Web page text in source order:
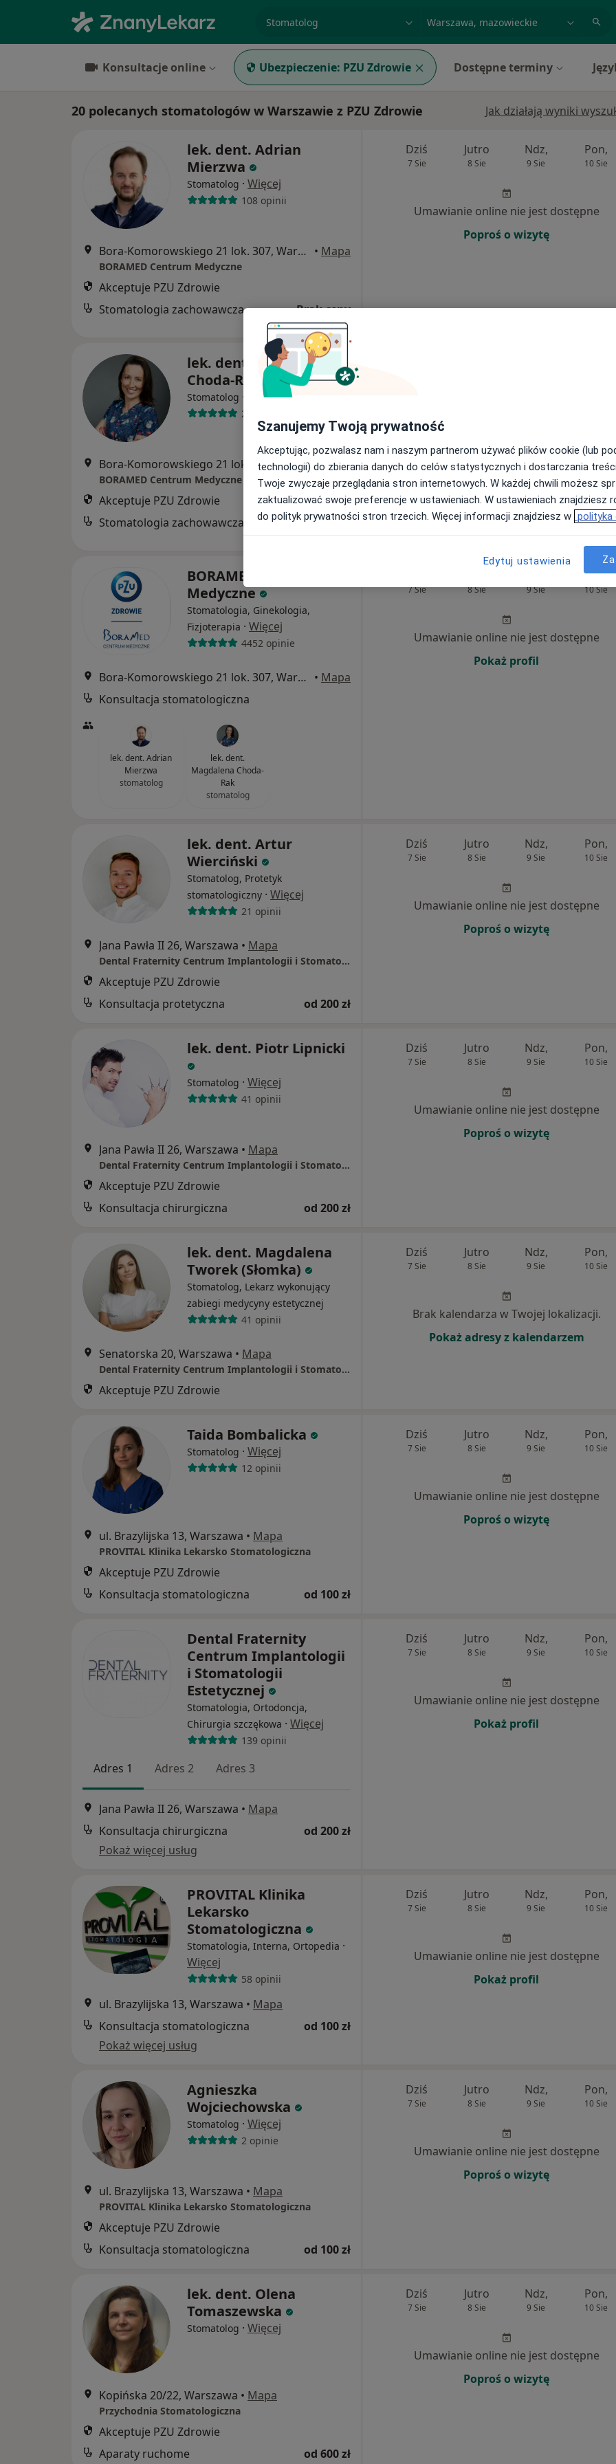
Konsultacje online Ubezpieczenie: PZU Zdrowie Dostępne terminy
20 polecanych stomatologów w Warszawie z PZU Zdrowie Jak działają wyniki
lek. dent. Adrian
Mierzwa
Stomatolog · Więcej
108 opinii
Bora-Komorowskiego 21 lok. 307, Warszawa • Mapa
BORAMED Centrum Medyczne
Akceptuje PZU Zdrowie
Stomatologia zachowawcza
Brak ceny
Dziś
7 Sie
Jutro
8 Sie
Ndz,
9 Sie
Pon,
10 Sie
Umawianie online nie jest dostępne
Poproś o wizytę
lek. dent. Magdalena
Choda-Rak
Stomatolog · Więcej
22 opinie
Bora-Komorowskiego 21 lok. 307, Warszawa •Mapa
BORAMED Centrum Medyczne
Akceptuje PZU Zdrowie
Stomatologia zachowawcza
Brak ceny
Umawianie online nie jest dostępne
Poproś o wizytę
BORAMED Centrum
Medyczne
Stomatologia, Ginekologia,
Fizjoterapia · Więcej
4452 opinie
Bora-Komorowskiego 21 lok. 307, Warszawa • Mapa
Konsultacja stomatologiczna
lek. dent. Adrian
Mierzwa
stomatolog
lek. dent.
Magdalena Choda-
Rak
stomatolog
7 Sie 8 Sie 9 Sie
Pon,
10 Sie
Umawianie online nie jest dostępne
Pokaż profil
lek. dent. Artur
Wierciński
Stomatolog, Protetyk
stomatologiczny · Więcej
21 opinii
Jana Pawła II 26, Warszawa • Mapa
Dental Fraternity Centrum Implantologii i Stomatologii Estetycznej
Akceptuje PZU Zdrowie
Konsultacja protetyczna
od 200 zł
Dziś
7 Sie
Jutro
8 Sie
Ndz,
9 Sie
Pon,
10 Sie
Umawianie online nie jest dostępne
Poproś o wizytę
lek. dent. Piotr Lipnicki
Stomatolog · Więcej
41 opinii
Jana Pawła II 26, Warszawa • Mapa
Dental Fraternity Centrum Implantologii i Stomatologii Estetycznej
Akceptuje PZU Zdrowie
Konsultacja chirurgiczna
od 200 zł
Dziś
7 Sie
Jutro
8 Sie
Ndz,
9 Sie
Pon,
10 Sie
Umawianie online nie jest dostępne
Poproś o wizytę
lek. dent. Magdalena
Tworek (Słomka)
Stomatolog, Lekarz wykonujący
zabiegi medycyny estetycznej
41 opinii
Senatorska 20, Warszawa • Mapa
Dental Fraternity Centrum Implantologii i Stomatologii Estetycznej
Akceptuje PZU Zdrowie
Dziś
7 Sie
Jutro
8 Sie
Ndz,
9 Sie
Pon,
10 Sie
Brak kalendarza w Twojej lokalizacji.
Pokaż adresy z kalendarzem
Taida Bombalicka
Stomatolog · Więcej
12 opinii
ul. Brazylijska 13, Warszawa • Mapa
PROVITAL Klinika Lekarsko Stomatologiczna
Akceptuje PZU Zdrowie
Konsultacja stomatologiczna
od 100 zł
Dziś
7 Sie
Jutro
8 Sie
Ndz,
9 Sie
Pon,
10 Sie
Umawianie online nie jest dostępne
Poproś o wizytę
Dental Fraternity
Centrum Implantologii
i Stomatologii
Estetycznej
Stomatologia, Ortodoncja,
Chirurgia szczękowa · Więcej
139 opinii
Adres 1 Adres 2 Adres 3
Jana Pawła II 26, Warszawa • Mapa
Konsultacja chirurgiczna
od 200 zł
Pokaż więcej usług
Dziś
7 Sie
Jutro
8 Sie
Ndz,
9 Sie
Pon,
10 Sie
Umawianie online nie jest dostępne
Pokaż profil
PROVITAL Klinika
Lekarsko
Stomatologiczna
Stomatologia, Interna, Ortopedia ·
Więcej
58 opinii
ul. Brazylijska 13, Warszawa • Mapa
Konsultacja stomatologiczna
od 100 zł
Pokaż więcej usług
Dziś
7 Sie
Jutro
8 Sie
Ndz,
9 Sie
Pon,
10 Sie
Umawianie online nie jest dostępne
Pokaż profil
Agnieszka
Wojciechowska
Stomatolog · Więcej
2 opinie
ul. Brazylijska 13, Warszawa • Mapa
PROVITAL Klinika Lekarsko Stomatologiczna
Akceptuje PZU Zdrowie
Konsultacja stomatologiczna
od 100 zł
Dziś
7 Sie
Jutro
8 Sie
Ndz,
9 Sie
Pon,
10 Sie
Umawianie online nie jest dostępne
Poproś o wizytę
lek. dent. Olena
Tomaszewska
Stomatolog · Więcej
Kopińska 20/22, Warszawa • Mapa
Przychodnia Stomatologiczna
Akceptuje PZU Zdrowie
Aparaty ruchome
od 600 zł
Dziś
7 Sie
Jutro
8 Sie
Ndz,
9 Sie
Pon,
10 Sie
Umawianie online nie jest dostępne
Poproś o wizytę
Szanujemy Twoją prywatność
Akceptując, pozwalasz nam i naszym partnerom używać plików cookie (lub
technologii) do zbierania danych do celów statystycznych i dostarczania
Twoje zwyczaje przeglądania stron internetowych. W każdej chwili możesz
zaktualizować swoje preferencje w ustawieniach. W ustawieniach znajdziesz
do polityk prywatności stron trzecich. Więcej informacji znajdziesz w polityka
Edytuj ustawienia